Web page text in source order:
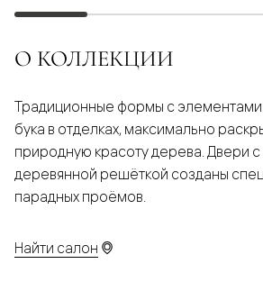
О КОЛЛЕКЦИИ
Традиционные формы с элементами
бука в отделках, максимально
природную красоту дерева. Двери с
деревянной решёткой созданы
парадных проёмов.
Найти салон